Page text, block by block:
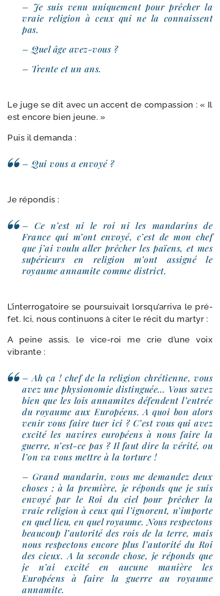
– Je suis venu uni­que­ment pour prê­cher la
vraie reli­gion à ceux qui ne la connaissent
pas.
– Quel âge avez-vous ?
– Trente et un ans.
Le juge se dit avec un accent de com­pas­sion : « Il
est encore bien jeune. »
Puis il demanda :
– Qui vous a envoyé ?
Je répon­dis :
– Ce n’est ni le roi ni les man­da­rins de
France qui m’ont envoyé, c’est de mon chef
que j’ai vou­lu aller prê­cher les païens, et mes
supé­rieurs en reli­gion m’ont assi­gné le
royaume anna­mite comme district.
L’interrogatoire se pour­sui­vait lorsqu’arriva le pré­
fet. Ici, nous conti­nuons à citer le récit du martyr :
A peine assis, le vice-​roi me crie d’une voix
vibrante :
– Ah ça ! chef de la reli­gion chré­tienne, vous
avez une phy­sio­no­mie dis­tin­guée… Vous savez
bien que les lois anna­mites défendent l’entrée
du royaume aux Européens. A quoi bon alors
venir vous faire tuer ici ? C’est vous qui avez
exci­té les navires euro­péens à nous faire la
guerre, n’est-ce pas ? Il faut dire la véri­té, ou
l’on va vous mettre à la torture !
– Grand man­da­rin, vous me deman­dez deux
choses ; à la pre­mière, je réponds que je suis
envoyé par le Roi du ciel pour prê­cher la
vraie reli­gion à ceux qui l’ignorent, n’importe
en quel lieu, en quel royaume. Nous res­pec­tons
beau­coup l’autorité des rois de la terre, mais
nous res­pectons encore plus l’autorité du Roi
des cieux. A la seconde chose, je réponds que
je n’ai exci­té en aucune manière les
Européens à faire la guerre au royaume
annamite.